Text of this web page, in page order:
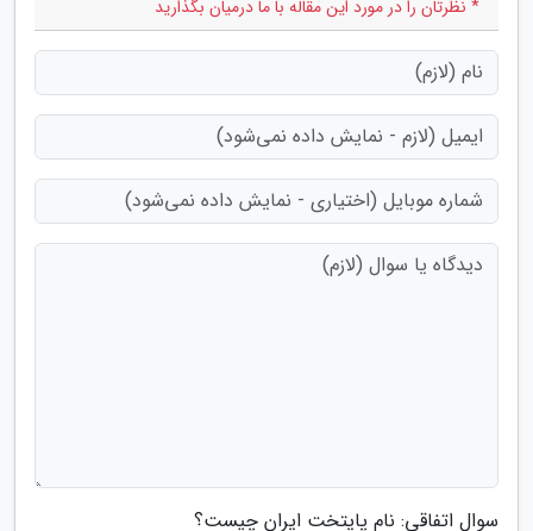
* نظرتان را در مورد این مقاله با ما درمیان بگذارید
سوال اتفاقی: نام پایتخت ایران چیست؟